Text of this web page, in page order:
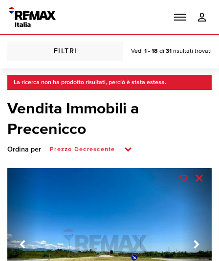
FILTRI Vedi 1 - 18 di 31 risultati trovati
La ricerca non ha prodotto risultati, perciò è stata estesa.
Vendita Immobili a
Precenicco
Ordina per